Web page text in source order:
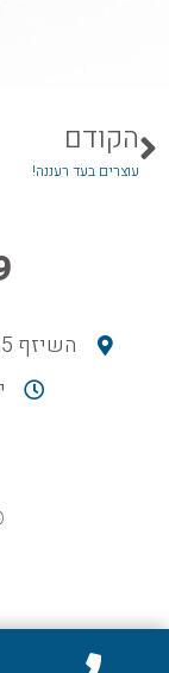
הקודם
עוצרים בעד רעננה!
השיזף 5, רעננה